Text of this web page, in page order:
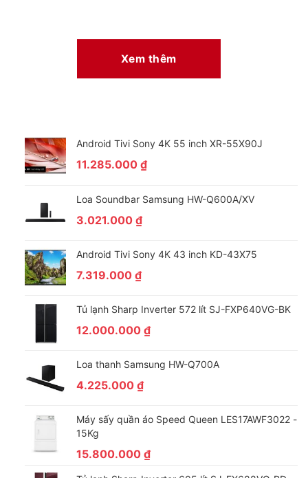
Xem thêm
Android Tivi Sony 4K 55 inch XR-55X90J
11.285.000 ₫
Loa Soundbar Samsung HW-Q600A/XV
3.021.000 ₫
Android Tivi Sony 4K 43 inch KD-43X75
7.319.000 ₫
Tủ lạnh Sharp Inverter 572 lít SJ-FXP640VG-BK
12.000.000 ₫
Loa thanh Samsung HW-Q700A
4.225.000 ₫
Máy sấy quần áo Speed Queen LES17AWF3022 -
15Kg
15.800.000 ₫